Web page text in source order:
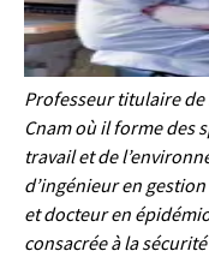
Professeur titulaire de
Cnam où il forme des
travail et de
d’ingénieur en
et docteur en
consacrée à la